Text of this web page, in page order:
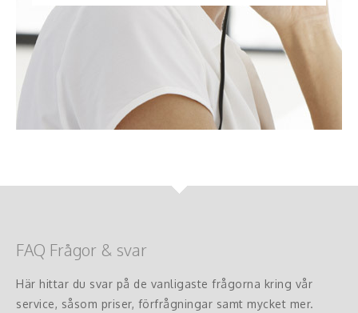
FAQ Frågor & svar
Här hittar du svar på de vanligaste frågorna kring vår
service, såsom priser, förfrågningar samt mycket mer.